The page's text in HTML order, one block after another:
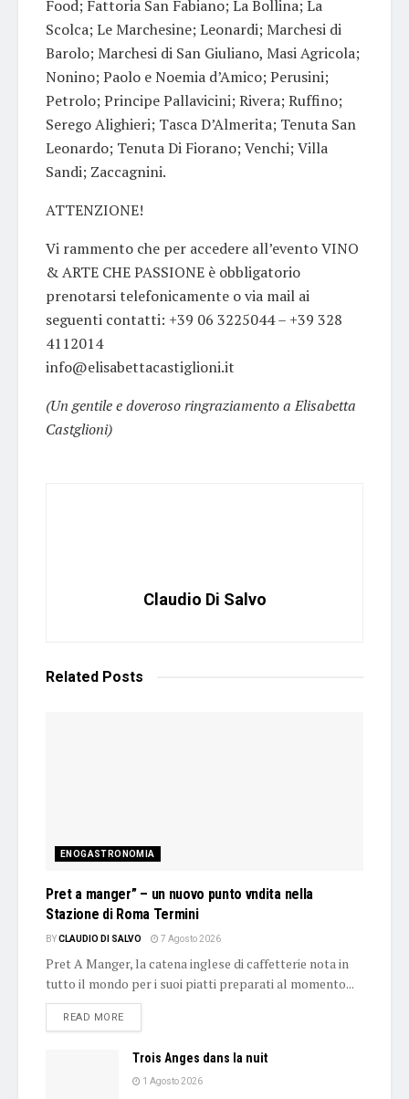
Food; Fattoria San Fabiano; La Bollina; La
Scolca; Le Marchesine; Leonardi; Marchesi di
Barolo; Marchesi di San Giuliano, Masi Agricola;
Nonino; Paolo e Noemia d’Amico; Perusini;
Petrolo; Principe Pallavicini; Rivera; Ruffino;
Serego Alighieri; Tasca D’Almerita; Tenuta San
Leonardo; Tenuta Di Fiorano; Venchi; Villa
Sandi; Zaccagnini.
ATTENZIONE!
Vi rammento che per accedere all’evento VINO
& ARTE CHE PASSIONE è obbligatorio
prenotarsi telefonicamente o via mail ai
seguenti contatti: +39 06 3225044 – +39 328
4112014
info@elisabettacastiglioni.it
(Un gentile e doveroso ringraziamento a Elisabetta
Castglioni)
Claudio Di Salvo
Related Posts
ENOGASTRONOMIA
Pret a manger” – un nuovo punto vndita nella
Stazione di Roma Termini
BYCLAUDIO DI SALVO 7 Agosto 2026
Pret A Manger, la catena inglese di caffetterie nota in
tutto il mondo per i suoi piatti preparati al momento...
READ MOREDETAILS
Trois Anges dans la nuit
1 Agosto 2026